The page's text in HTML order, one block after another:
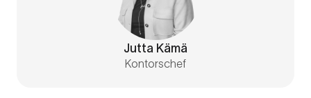
Jutta Kämä
Kontorschef